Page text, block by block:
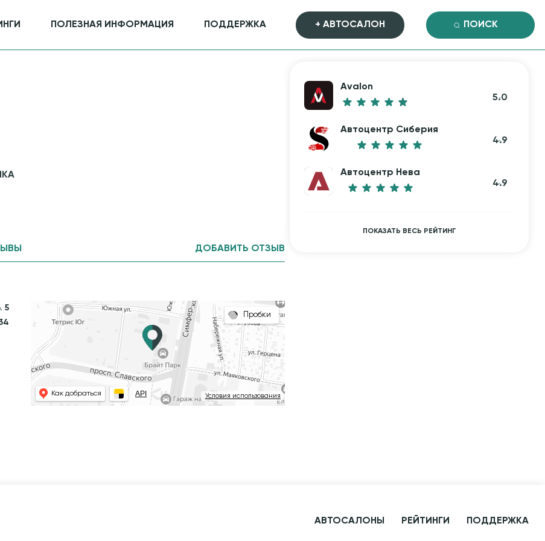
ПОЛЕЗНАЯ ИНФОРМАЦИЯ ПОДДЕРЖКА + АВТОСАЛОН
ДОБАВИТЬ ОТЗЫВ
5
Условия использования
Как добраться API
Пробки
Avalon
5.0
Автоцентр Сиберия
4.9
Автоцентр Нева
4.9
ПОКАЗАТЬ ВЕСЬ РЕЙТИНГ
АВТОСАЛОНЫ РЕЙТИНГИ ПОДДЕРЖКА